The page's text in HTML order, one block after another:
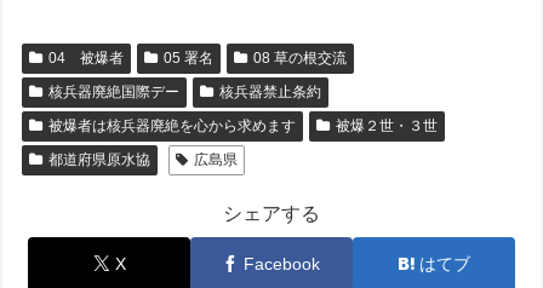
04 被爆者 05 署名
08 草の根交流
核兵器廃絶国際デー
核兵器禁止条約
被爆者は核兵器廃絶を心から求めます
被爆２世・３世
都道府県原水協
広島県
シェアする
X Facebook はてブ